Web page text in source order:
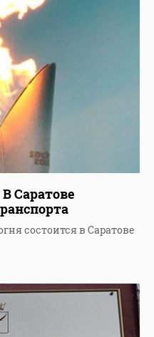
Саратове
состоится в Саратове